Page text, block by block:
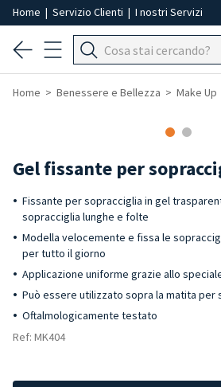
Home | Servizio Clienti | I nostri Servizi
Home Benessere e Bellezza Make Up
Gel fissante per
Fissante per sopracciglia in gel
sopracciglia lunghe e folte
Modella velocemente e fissa le
per tutto il giorno
Applicazione uniforme grazie allo
Può essere utilizzato sopra la matita per
Oftalmologicamente testato
Ref: MK404